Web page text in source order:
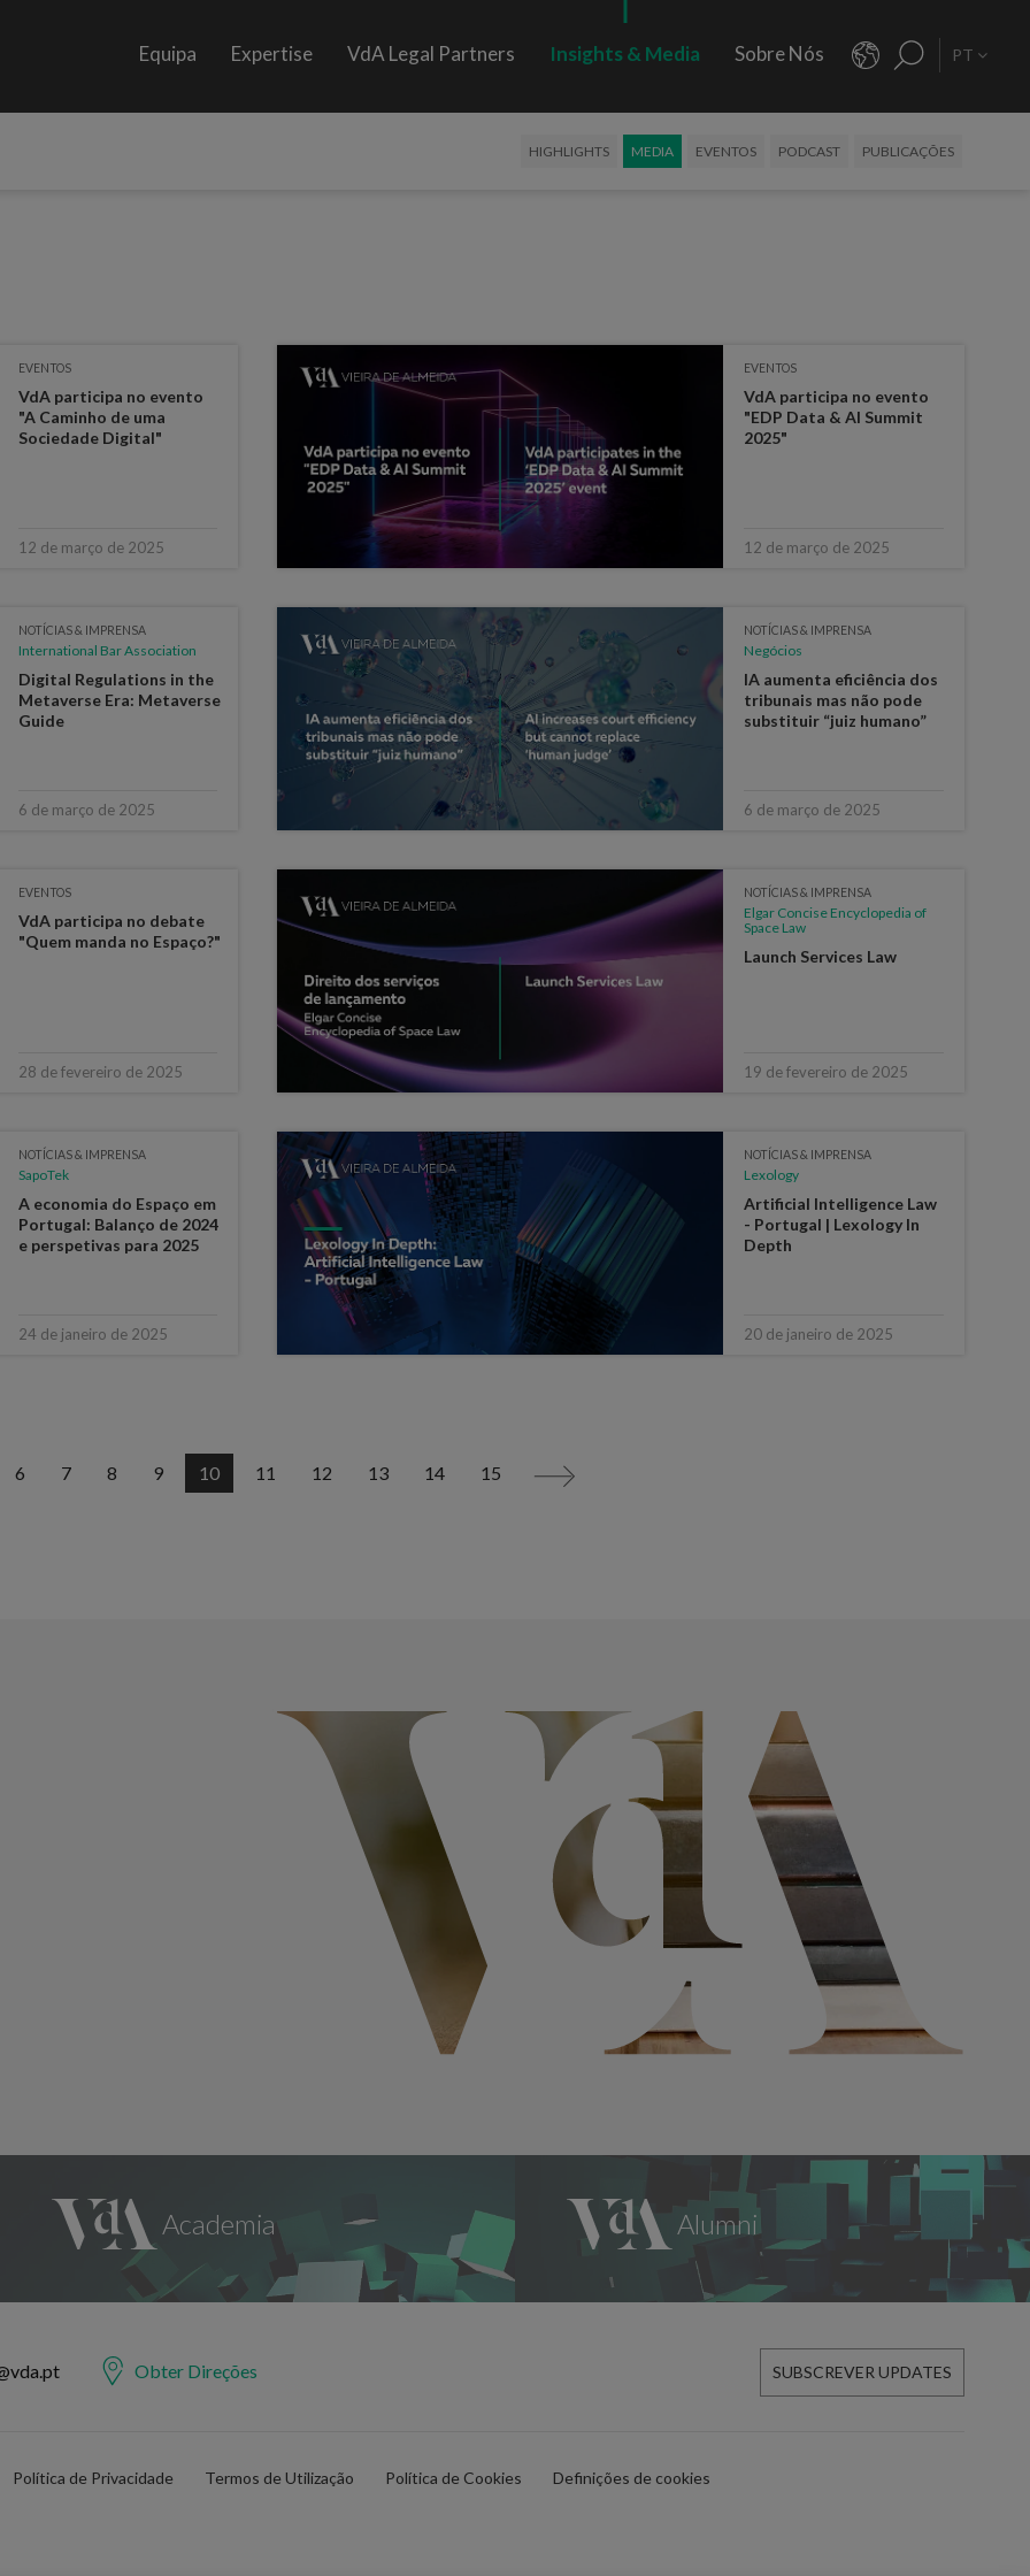
Equipa Expertise VdA Legal Partners Insights & Media Sobre Nós PT
HIGHLIGHTS MEDIA EVENTOS PODCAST PUBLICAÇÕES
EVENTOS
VdA participa no evento
"A Caminho de uma
Sociedade Digital"
12 de março de 2025
EVENTOS
VdA participa no evento
"EDP Data & AI Summit
2025"
12 de março de 2025
NOTÍCIAS & IMPRENSA
International Bar Association
Digital Regulations in the
Metaverse Era: Metaverse
Guide
6 de março de 2025
NOTÍCIAS & IMPRENSA
Negócios
IA aumenta eficiência dos
tribunais mas não pode
substituir “juiz humano”
6 de março de 2025
EVENTOS
VdA participa no debate
"Quem manda no Espaço?"
28 de fevereiro de 2025
NOTÍCIAS & IMPRENSA
Elgar Concise Encyclopedia of
Space Law
Launch Services Law
19 de fevereiro de 2025
NOTÍCIAS & IMPRENSA
SapoTek
A economia do Espaço em
Portugal: Balanço de 2024
e perspetivas para 2025
24 de janeiro de 2025
NOTÍCIAS & IMPRENSA
Lexology
Artificial Intelligence Law
- Portugal | Lexology In
Depth
20 de janeiro de 2025
6 7 8 9 10 11 12 13 14 15 >
Obter Direções SUBSCREVER UPDATES
Política de Privacidade Termos de Utilização Política de Cookies Definições de cookies